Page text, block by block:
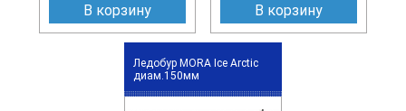
В корзину
В корзину
Ледобур MORA Ice Arctic
диам.150мм